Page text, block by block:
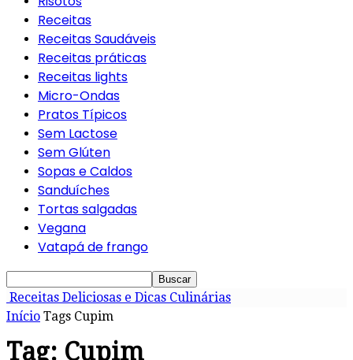
Receitas
Receitas Saudáveis
Receitas práticas
Receitas lights
Micro-Ondas
Pratos Típicos
Sem Lactose
Sem Glúten
Sopas e Caldos
Sanduíches
Tortas salgadas
Vegana
Vatapá de frango
Receitas Deliciosas e Dicas Culinárias
Início Tags Cupim
Tag: Cupim